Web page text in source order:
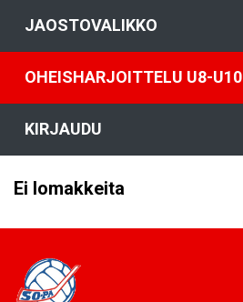
JAOSTOVALIKKO
OHEISHARJOITTELU U8-U10
KIRJAUDU
Ei lomakkeita